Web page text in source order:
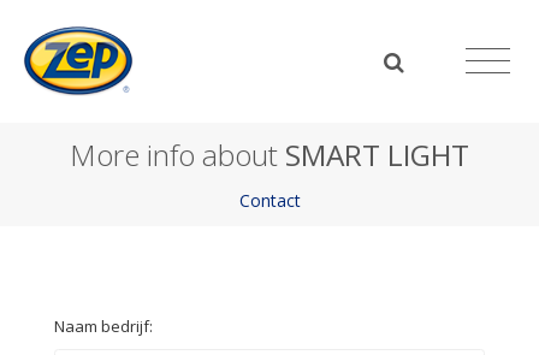
More info about SMART LIGHT
Contact
Naam bedrijf: